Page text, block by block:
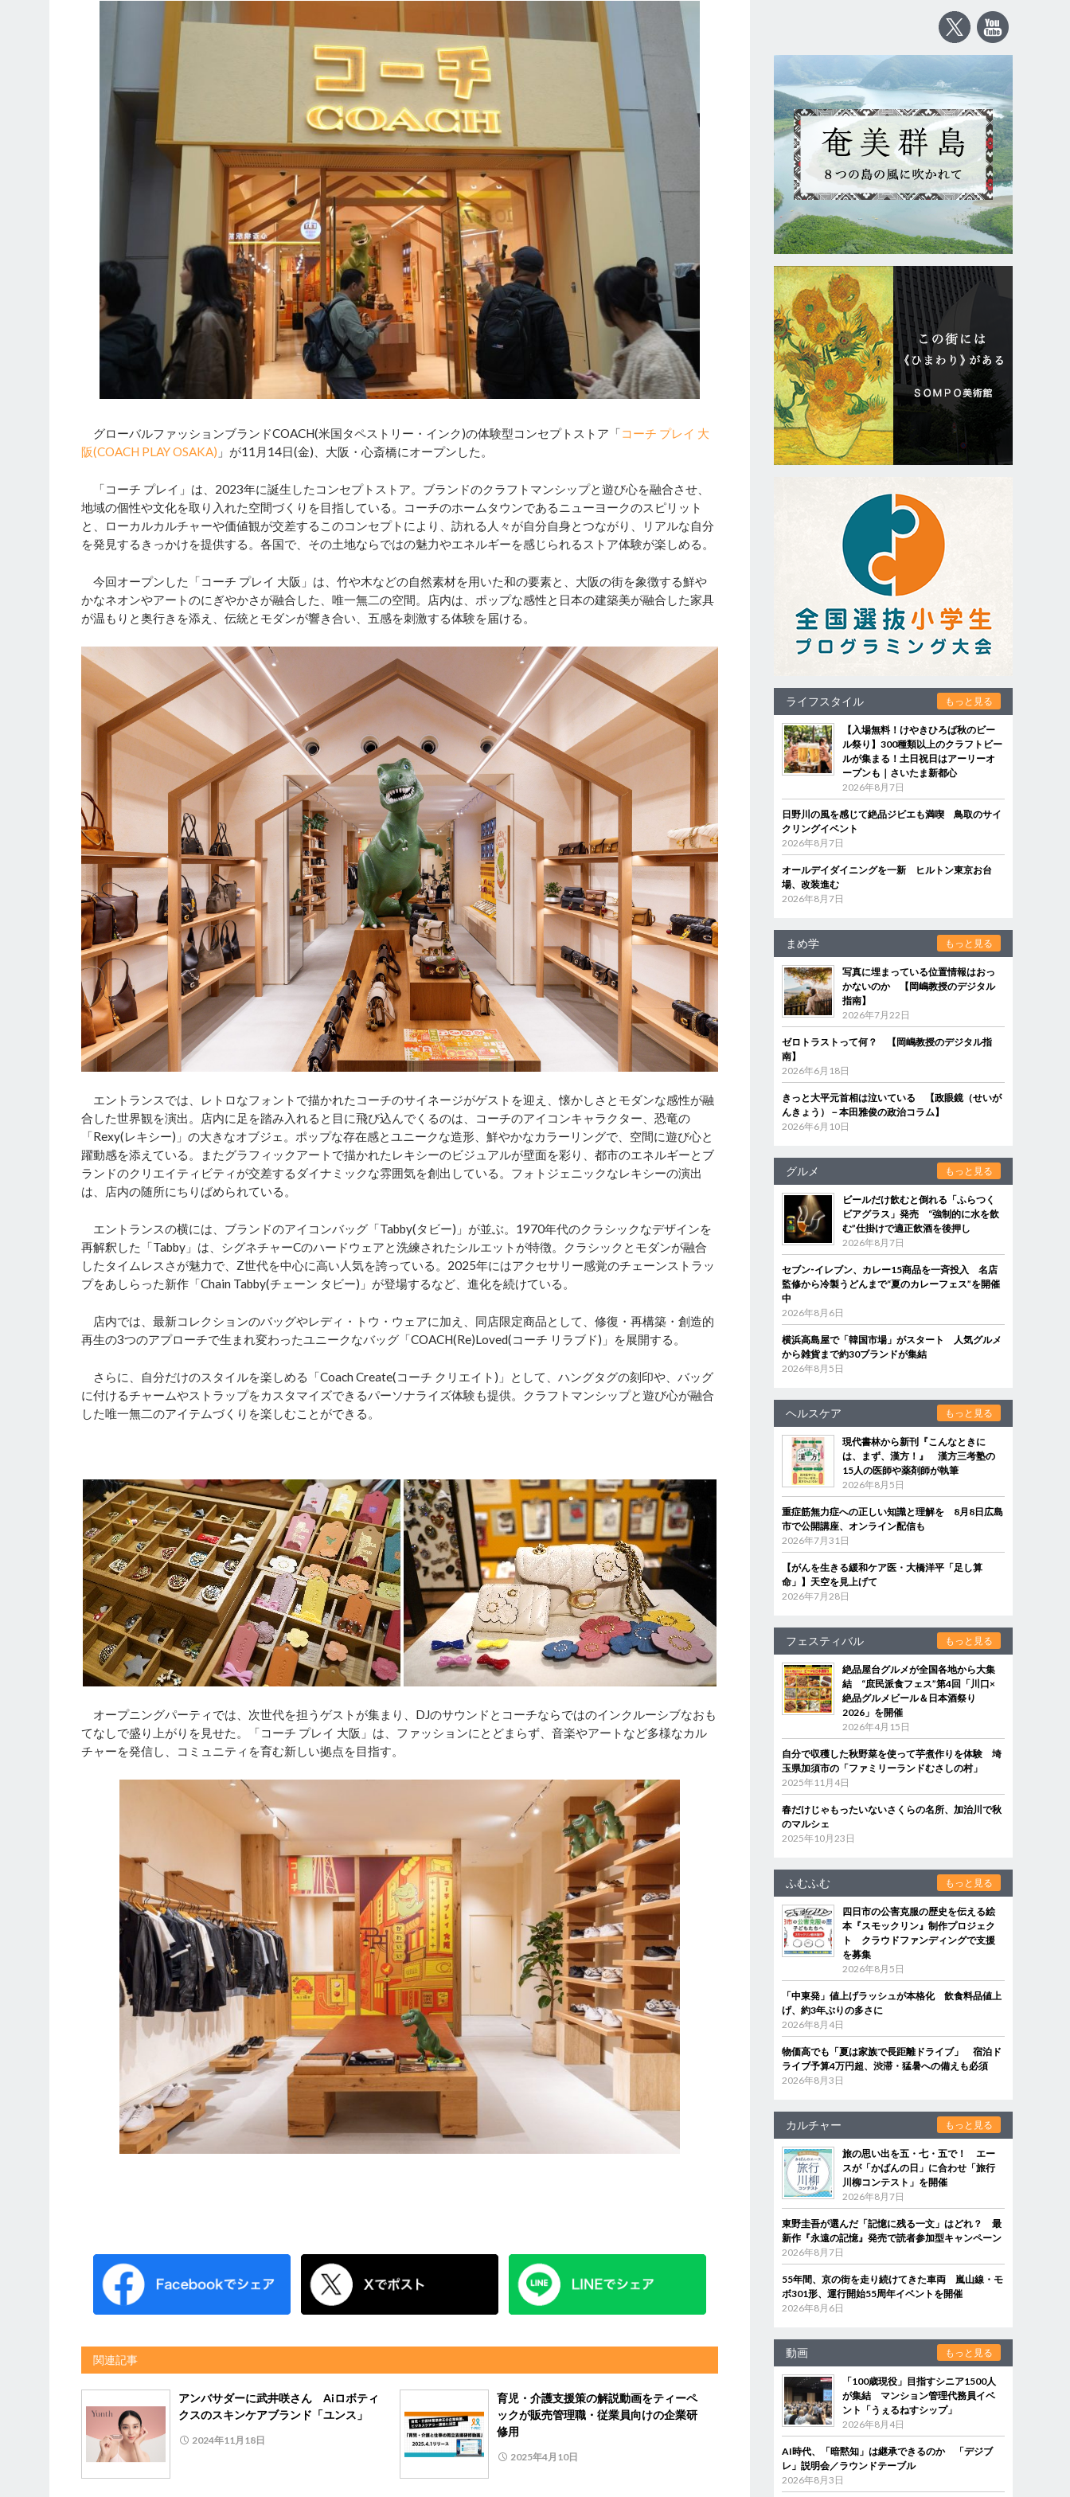
グローバルファッションブランドCOACH(米国タペストリー・インク)の体験型コンセプトストア「コーチ プレイ 大
阪(COACH PLAY OSAKA) 」が11月14日(金)、大阪・心斎橋にオープンした。
「コーチ プレイ」は、2023年に誕生したコンセプトストア。ブランドのクラフトマンシップと遊び心を融合させ、
地域の個性や文化を取り入れた空間づくりを目指している。コーチのホームタウンであるニューヨークのスピリット
と、ローカルカルチャーや価値観が交差するこのコンセプトにより、訪れる人々が自分自身とつながり、リアルな自分
を発見するきっかけを提供する。各国で、その土地ならではの魅力やエネルギーを感じられるストア体験が楽しめる。
今回オープンした「コーチ プレイ 大阪」は、竹や木などの自然素材を用いた和の要素と、大阪の街を象徴する鮮や
かなネオンやアートのにぎやかさが融合した、唯一無二の空間。店内は、ポップな感性と日本の建築美が融合した家具
が温もりと奥行きを添え、伝統とモダンが響き合い、五感を刺激する体験を届ける。
エントランスでは、レトロなフォントで描かれたコーチのサイネージがゲストを迎え、懐かしさとモダンな感性が融
合した世界観を演出。店内に足を踏み入れると目に飛び込んでくるのは、コーチのアイコンキャラクター、恐竜の
「Rexy(レキシー)」の大きなオブジェ。ポップな存在感とユニークな造形、鮮やかなカラーリングで、空間に遊び心と
躍動感を添えている。またグラフィックアートで描かれたレキシーのビジュアルが壁面を彩り、都市のエネルギーとブ
ランドのクリエイティビティが交差するダイナミックな雰囲気を創出している。フォトジェニックなレキシーの演出
は、店内の随所にちりばめられている。
エントランスの横には、ブランドのアイコンバッグ「Tabby(タビー)」が並ぶ。1970年代のクラシックなデザインを
再解釈した「Tabby」は、シグネチャーCのハードウェアと洗練されたシルエットが特徴。クラシックとモダンが融合
したタイムレスさが魅力で、Z世代を中心に高い人気を誇っている。2025年にはアクセサリー感覚のチェーンストラッ
プをあしらった新作「Chain Tabby(チェーン タビー)」が登場するなど、進化を続けている。
店内では、最新コレクションのバッグやレディ・トウ・ウェアに加え、同店限定商品として、修復・再構築・創造的
再生の3つのアプローチで生まれ変わったユニークなバッグ「COACH(Re)Loved(コーチ リラブド)」を展開する。
さらに、自分だけのスタイルを楽しめる「Coach Create(コーチ クリエイト)」として、ハングタグの刻印や、バッグ
に付けるチャームやストラップをカスタマイズできるパーソナライズ体験も提供。クラフトマンシップと遊び心が融合
した唯一無二のアイテムづくりを楽しむことができる。
オープニングパーティでは、次世代を担うゲストが集まり、DJのサウンドとコーチならではのインクルーシブなおも
てなしで盛り上がりを見せた。「コーチ プレイ 大阪」は、ファッションにとどまらず、音楽やアートなど多様なカル
チャーを発信し、コミュニティを育む新しい拠点を目指す。
関連記事
アンバサダーに武井咲さん Aiロボティ
クスのスキンケアブランド「ユンス」
2024年11月18日
育児・介護支援策の解説動画をティーペ
ックが販売管理職・従業員向けの企業研
修用
2025年4月10日
ライフスタイル もっと見る
【入場無料！けやきひろば秋のビー
ル祭り】300種類以上のクラフトビー
ルが集まる！土日祝日はアーリーオ
ープンも｜さいたま新都心
2026年8月7日
日野川の風を感じて絶品ジビエも満喫 鳥取のサイ
クリングイベント
2026年8月7日
オールデイダイニングを一新 ヒルトン東京お台
場、改装進む
2026年8月7日
まめ学 もっと見る
写真に埋まっている位置情報はおっ
かないのか 【岡嶋教授のデジタル
指南】
2026年7月22日
ゼロトラストって何？ 【岡嶋教授のデジタル指
南】
2026年6月18日
きっと大平元首相は泣いている 【政眼鏡（せいが
んきょう）－本田雅俊の政治コラム】
2026年6月10日
グルメ もっと見る
ビールだけ飲むと倒れる「ふらつく
ビアグラス」発売 “強制的に水を飲
む”仕掛けで適正飲酒を後押し
2026年8月7日
セブン‐イレブン、カレー15商品を一斉投入 名店
監修から冷製うどんまで“夏のカレーフェス”を開催
中
2026年8月6日
横浜高島屋で「韓国市場」がスタート 人気グルメ
から雑貨まで約30ブランドが集結
2026年8月5日
ヘルスケア もっと見る
現代書林から新刊『こんなときに
は、まず、漢方！』 漢方三考塾の
15人の医師や薬剤師が執筆
2026年8月5日
重症筋無力症への正しい知識と理解を 8月8日広島
市で公開講座、オンライン配信も
2026年7月31日
【がんを生きる緩和ケア医・大橋洋平「足し算
命」】天空を見上げて
2026年7月28日
フェスティバル もっと見る
絶品屋台グルメが全国各地から大集
結 “庶民派食フェス”第4回「川口×
絶品グルメビール＆日本酒祭り
2026」を開催
2026年4月15日
自分で収穫した秋野菜を使って芋煮作りを体験 埼
玉県加須市の「ファミリーランドむさしの村」
2025年11月4日
春だけじゃもったいないさくらの名所、加治川で秋
のマルシェ
2025年10月23日
ふむふむ もっと見る
四日市の公害克服の歴史を伝える絵
本『スモックリン』制作プロジェク
ト クラウドファンディングで支援
を募集
2026年8月5日
「中東発」値上げラッシュが本格化 飲食料品値上
げ、約3年ぶりの多さに
2026年8月4日
物価高でも「夏は家族で長距離ドライブ」 宿泊ド
ライブ予算4万円超、渋滞・猛暑への備えも必須
2026年8月3日
カルチャー もっと見る
旅の思い出を五・七・五で！ エー
スが「かばんの日」に合わせ「旅行
川柳コンテスト」を開催
2026年8月7日
東野圭吾が選んだ「記憶に残る一文」はどれ？ 最
新作『永遠の記憶』発売で読者参加型キャンペーン
2026年8月7日
55年間、京の街を走り続けてきた車両 嵐山線・モ
ボ301形、運行開始55周年イベントを開催
2026年8月6日
動画 もっと見る
「100歳現役」目指すシニア1500人
が集結 マンション管理代務員イベ
ント「うぇるねすシップ」
2026年8月4日
AI時代、「暗黙知」は継承できるのか 「デジブ
レ」説明会／ラウンドテーブル
2026年8月3日